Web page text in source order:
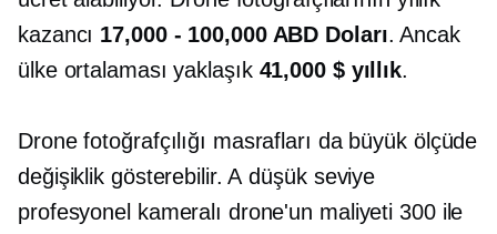
kazancı 17,000 - 100,000 ABD Doları. Ancak
ülke ortalaması yaklaşık 41,000 $ yıllık.
Drone fotoğrafçılığı masrafları da büyük ölçüde
değişiklik gösterebilir. Adüşük seviye
profesyonel kameralı drone'un maliyeti 300 ile